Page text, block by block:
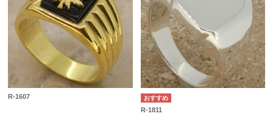
R-1607
R-1811